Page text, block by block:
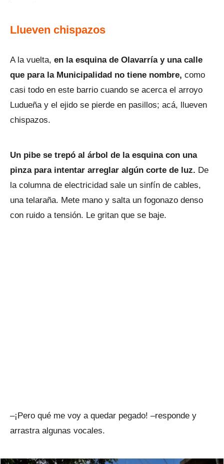
Llueven chispazos
A la vuelta, en la esquina de Olavarría y una calle
que para la Municipalidad no tiene nombre, como
casi todo en este barrio cuando se acerca el arroyo
Ludueña y el ejido se pierde en pasillos; acá, llueven
chispazos.
Un pibe se trepó al árbol de la esquina con una
pinza para intentar arreglar algún corte de luz. De
la columna de electricidad sale un sinfín de cables,
una telaraña. Mete mano y salta un fogonazo denso
con ruido a tensión. Le gritan que se baje.
–¡Pero qué me voy a quedar pegado! –responde y
arrastra algunas vocales.